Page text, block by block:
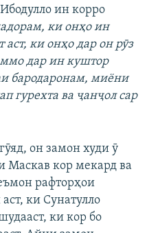
ин корро
ки онҳо ин
ки онҳо дар он рӯз
дар ин куштор
бародаронам, миёни
гурехта ва ҷанҷол сар
он замон худи ӯ
Маскав кор мекард ва
рафторҳои
ки Сунатулло
ки кор бо